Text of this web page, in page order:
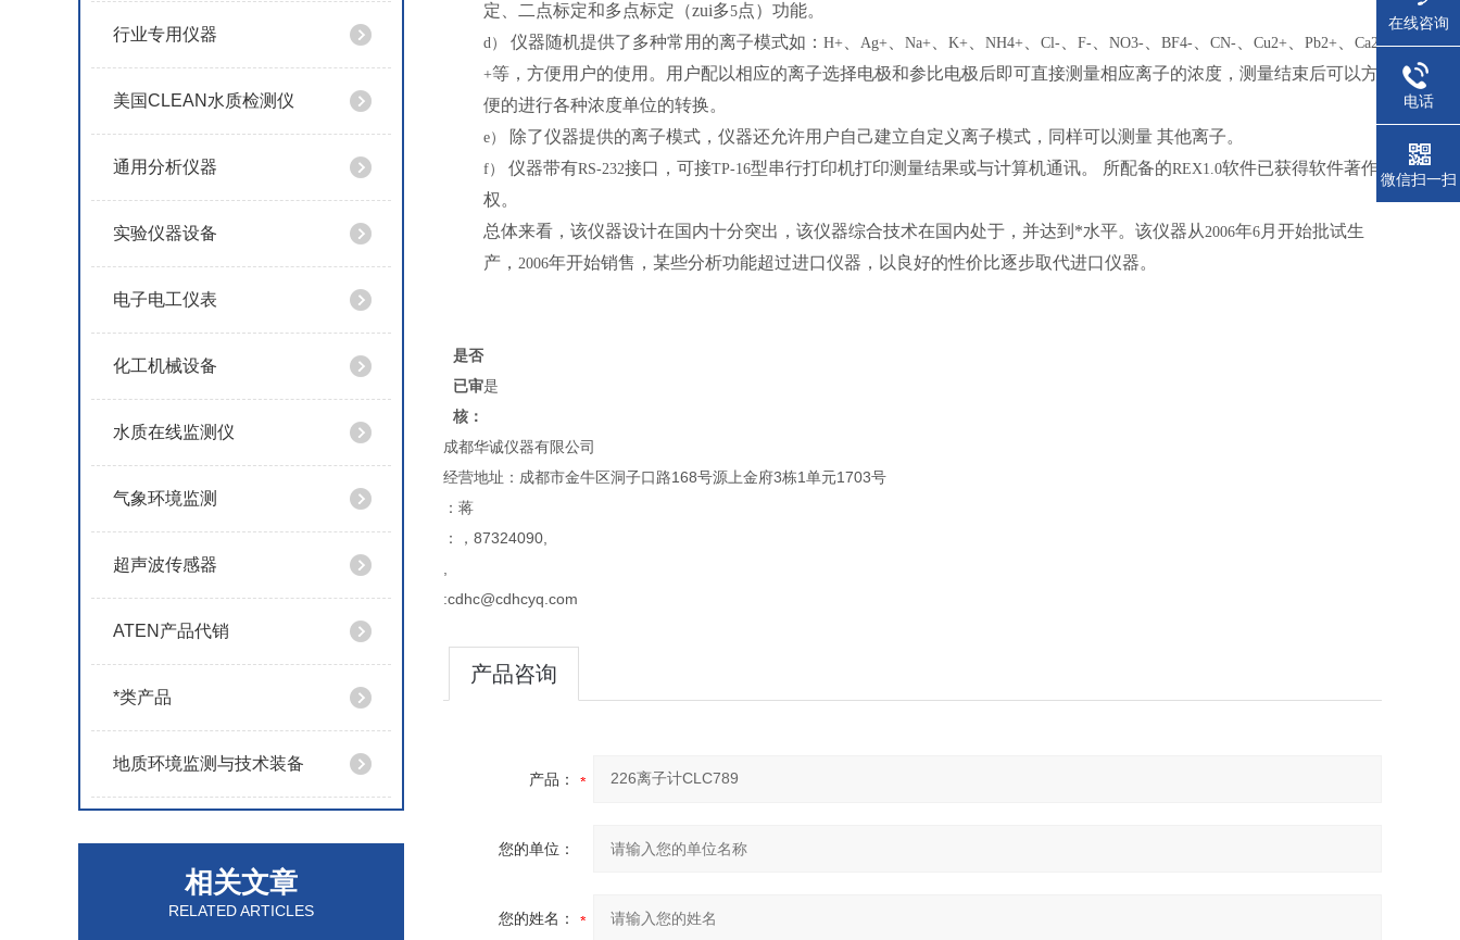
行业专用仪器
美国CLEAN水质检测仪
通用分析仪器
实验仪器设备
电子电工仪表
化工机械设备
水质在线监测仪
气象环境监测
超声波传感器
ATEN产品代销
*类产品
地质环境监测与技术装备
相关文章
RELATED ARTICLES
定、二点标定和多点标定（zui多5点）功能。
d） 仪器随机提供了多种常用的离子模式如： H+ Ag+ Na+ K+ NH4+ Cl- F- NO3- BF4- CN- Cu2+ Pb2+
Ca2
+等，方便用户的使用。用户配以相应的离子选择电极和参比电极后即可直接测量相应离子的浓度，测量结束后可以方
便的进行各种浓度单位的转换。
e） 除了仪器提供的离子模式，仪器还允许用户自己建立自定义离子模式，同样可以测量 其他离子。
f） 仪器带有RS-232接口，可接TP-16型串行打印机打印测量结果或与计算机通讯。 所配备的REX1.0软件已获得软件著作
权。
总体来看，该仪器设计在国内十分突出，该仪器综合技术在国内处于，并达到*水平。该仪器从2006年6 月开始批试生
产， 2006年开始销售，某些分析功能超过进口仪器，以良好的性价比逐步取代进口仪器。
是否
已审
核：
是
成都华诚仪器有限公司
经营地址：成都市金牛区洞子口路168号源上金府3栋1单元1703号
：蒋
：，87324090,
:cdhc@cdhcyq.com
产品咨询
产品：
您的单位：
您的姓名：
在线咨询
电话
微信扫一扫